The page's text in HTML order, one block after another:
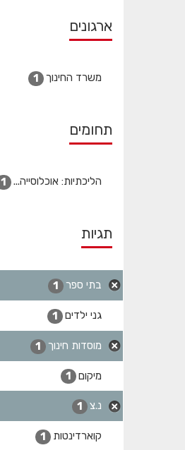
ארגונים
משרד החינוך 1
תחומים
הליכתיות: אוכלוסייה... 1
תגיות
בתי ספר 1
גני ילדים 1
מוסדות חינוך 1
מיקום 1
נ.צ 1
קוארדינטות 1